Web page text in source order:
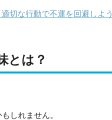
切な行動で不運を回避しよう
とは？
もしれません。